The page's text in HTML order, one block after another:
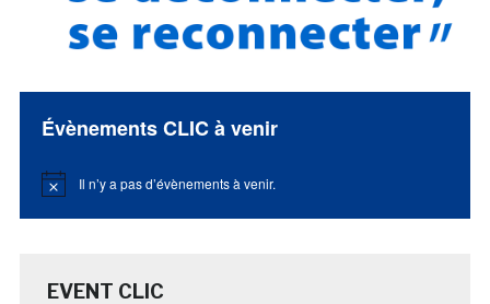
Évènements CLIC à venir
Notice Il n’y a pas d’évènements à venir.
EVENT CLIC